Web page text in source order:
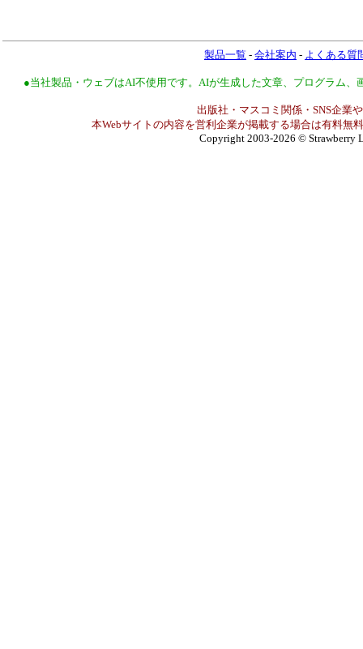
製品一覧 - 会社案内 - よくある質
●当社製品・ウェブはAI不使用です。AIが生成した文章、プログラム
出版社・マスコミ関係・SNS企業
本Webサイトの内容を営利企業が掲載する場合は有料無
Copyright 2003-2026 © Strawberry